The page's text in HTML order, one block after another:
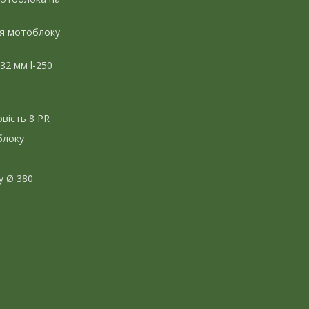
мотоблоку
32 мм l-250
8 PR
Ø 380